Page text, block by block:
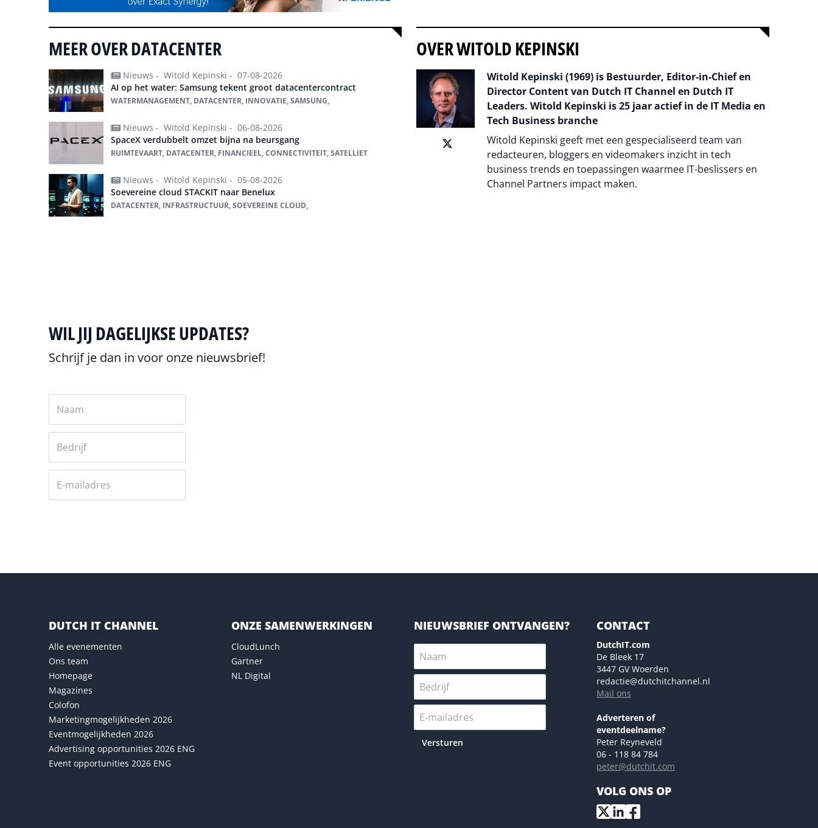
MEER OVER DATACENTER
Nieuws - Witold Kepinski - 07-08-2026
AI op het water: Samsung tekent groot datacentercontract
WATERMANAGEMENT, DATACENTER, INNOVATIE, SAMSUNG,
Nieuws - Witold Kepinski - 06-08-2026
SpaceX verdubbelt omzet bijna na beursgang
RUIMTEVAART, DATACENTER, FINANCIEEL, CONNECTIVITEIT, SATELLIET
Nieuws - Witold Kepinski - 05-08-2026
Soevereine cloud STACKIT naar Benelux
DATACENTER, INFRASTRUCTUUR, SOEVEREINE CLOUD,
OVER WITOLD KEPINSKI
Witold Kepinski (1969) is Bestuurder, Editor-in-Chief en
Director Content van Dutch IT Channel en Dutch IT
Leaders. Witold Kepinski is 25 jaar actief in de IT Media en
Tech Business branche
Witold Kepinski geeft met een gespecialiseerd team van
redacteuren, bloggers en videomakers inzicht in tech
business trends en toepassingen waarmee IT-beslissers en
Channel Partners impact maken.
WIL JIJ DAGELIJKSE UPDATES?
Schrijf je dan in voor onze nieuwsbrief!
DUTCH IT CHANNEL
Alle evenementen
Ons team
Homepage
Magazines
Colofon
Marketingmogelijkheden 2026
Eventmogelijkheden 2026
Advertising opportunities 2026 ENG
Event opportunities 2026 ENG
ONZE SAMENWERKINGEN
CloudLunch
Gartner
NL Digital
NIEUWSBRIEF ONTVANGEN?
Versturen
CONTACT
DutchIT.com
De Bleek 17
3447 GV Woerden
redactie@dutchitchannel.nl
Mail ons
Adverteren of
eventdeelname?
Peter Reyneveld
06 - 118 84 784
peter@dutchit.com
VOLG ONS OP